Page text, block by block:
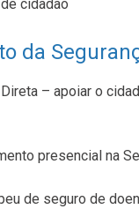
cidadão
da
– apoiar o
presencial na
de seguro de